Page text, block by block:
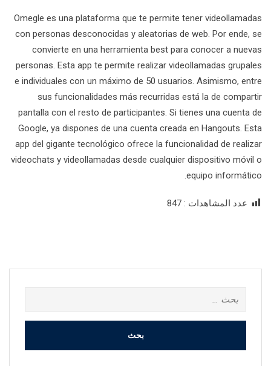
Omegle es una plataforma que te permite tener videollamadas
con personas desconocidas y aleatorias de web. Por ende, se
convierte en una herramienta best para conocer a nuevas
personas. Esta app te permite realizar videollamadas grupales
e individuales con un máximo de 50 usuarios. Asimismo, entre
sus funcionalidades más recurridas está la de compartir
pantalla con el resto de participantes. Si tienes una cuenta de
Google, ya dispones de una cuenta creada en Hangouts. Esta
app del gigante tecnológico ofrece la funcionalidad de realizar
videochats y videollamadas desde cualquier dispositivo móvil o
equipo informático.
عدد المشاهدات : 847
عن: